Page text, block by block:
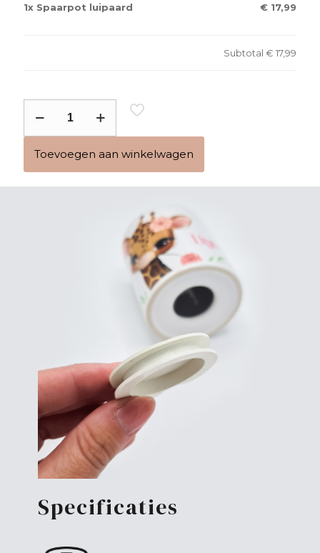
1x Spaarpot luipaard € 17,99
Subtotal € 17,99
aantal
Toevoegen aan winkelwagen
Specificaties